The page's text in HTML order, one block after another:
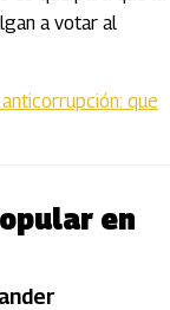
a votar al
que
en